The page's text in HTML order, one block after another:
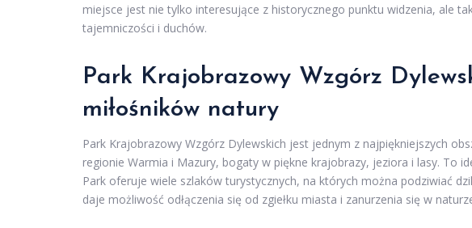
miejsce jest nie tylko interesujące z historycznego punktu widzenia, ale
tajemniczości i duchów.
Park Krajobrazowy Wzgórz
miłośników natury
Park Krajobrazowy Wzgórz Dylewskich jest jednym z najpiękniejszych
regionie Warmia i Mazury, bogaty w piękne krajobrazy, jeziora i lasy. To
Park oferuje wiele szlaków turystycznych, na których można podziwiać
daje możliwość odłączenia się od zgiełku miasta i zanurzenia się w